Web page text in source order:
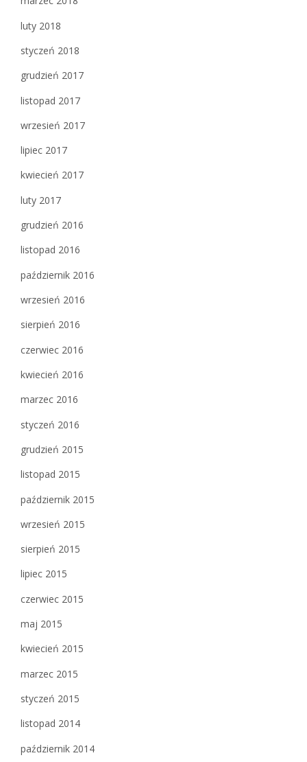
luty 2018
styczeń 2018
grudzień 2017
listopad 2017
wrzesień 2017
lipiec 2017
kwiecień 2017
luty 2017
grudzień 2016
listopad 2016
październik 2016
wrzesień 2016
sierpień 2016
czerwiec 2016
kwiecień 2016
marzec 2016
styczeń 2016
grudzień 2015
listopad 2015
październik 2015
wrzesień 2015
sierpień 2015
lipiec 2015
czerwiec 2015
maj 2015
kwiecień 2015
marzec 2015
styczeń 2015
listopad 2014
październik 2014